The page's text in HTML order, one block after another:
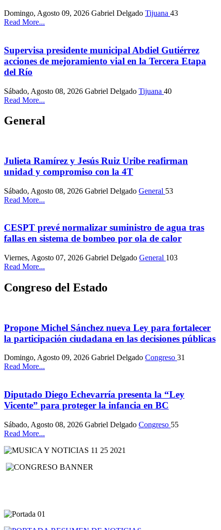
Domingo, Agosto 09, 2026 Gabriel Delgado Tijuana 43
Read More...
Supervisa presidente municipal Abdiel Gutiérrez
acciones de mejoramiento vial en la Tercera Etapa
del Río
Sábado, Agosto 08, 2026 Gabriel Delgado Tijuana 40
Read More...
General
Julieta Ramírez y Jesús Ruiz Uribe reafirman
unidad y compromiso con la 4T
Sábado, Agosto 08, 2026 Gabriel Delgado General 53
Read More...
CESPT prevé normalizar suministro de agua tras
fallas en sistema de bombeo por ola de calor
Viernes, Agosto 07, 2026 Gabriel Delgado General 103
Read More...
Congreso del Estado
Propone Michel Sánchez nueva Ley para fortalecer
la participación ciudadana en las decisiones públicas
Domingo, Agosto 09, 2026 Gabriel Delgado Congreso 31
Read More...
Diputado Diego Echevarría presenta la “Ley
Vicente” para proteger la infancia en BC
Sábado, Agosto 08, 2026 Gabriel Delgado Congreso 55
Read More...